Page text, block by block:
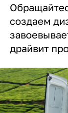
создаем
драйвит